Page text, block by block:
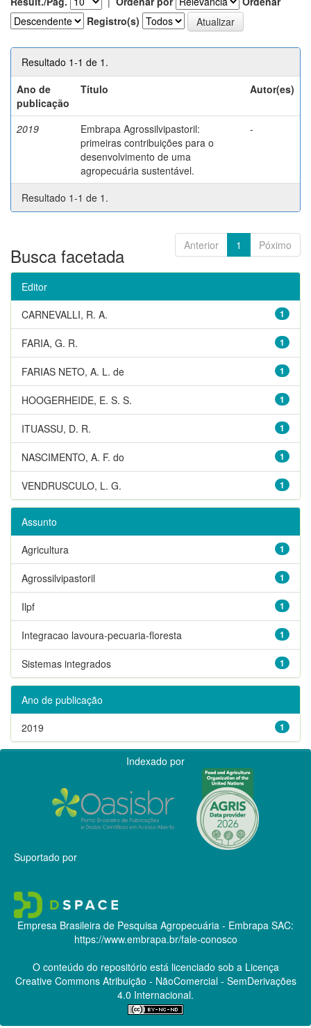
Registro(s)
Resultado 1-1 de 1.
Ano de
publicação
Título Autor(es)
2019
Embrapa Agrossilvipastoril:
primeiras contribuições para o
desenvolvimento de uma
agropecuária sustentável.
-
Resultado 1-1 de 1.
Anterior 1 Póximo
Busca facetada
Editor
1
CARNEVALLI, R. A.
1
FARIA, G. R.
1
FARIAS NETO, A. L. de
1
HOOGERHEIDE, E. S. S.
1
ITUASSU, D. R.
1
NASCIMENTO, A. F. do
1
VENDRUSCULO, L. G.
Assunto
1
Agricultura
1
Agrossilvipastoril
1
Ilpf
1
Integracao lavoura-pecuaria-floresta
1
Sistemas integrados
Ano de publicação
1
2019
Indexado por
Suportado por
Empresa Brasileira de Pesquisa Agropecuária - Embrapa SAC:
https://www.embrapa.br/fale-conosco
O conteúdo do repositório está licenciado sob a Licença
Creative CommonsAtribuição - NãoComercial - SemDerivações
4.0 Internacional.